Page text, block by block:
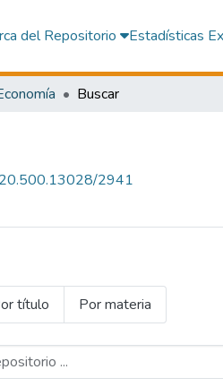
del Repositorio Estadísticas
Buscar
2941
título Por materia